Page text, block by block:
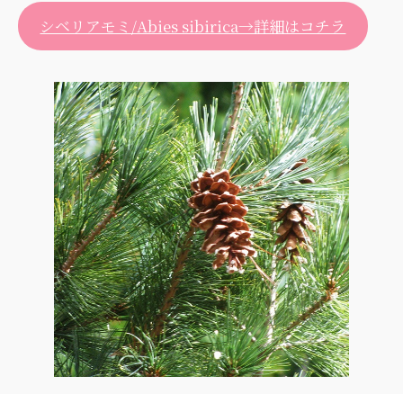
シベリアモミ/Abies sibirica→詳細はコチラ